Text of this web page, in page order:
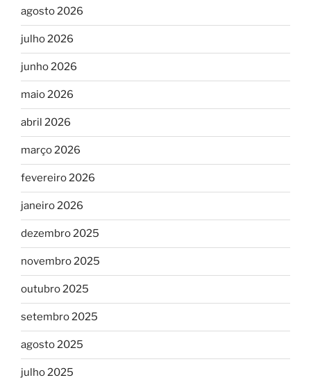
agosto 2026
julho 2026
junho 2026
maio 2026
abril 2026
março 2026
fevereiro 2026
janeiro 2026
dezembro 2025
novembro 2025
outubro 2025
setembro 2025
agosto 2025
julho 2025